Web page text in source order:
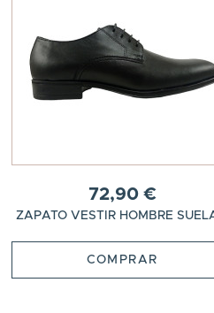
72,90 €
ZAPATO VESTIR HOMBRE
COMPRAR